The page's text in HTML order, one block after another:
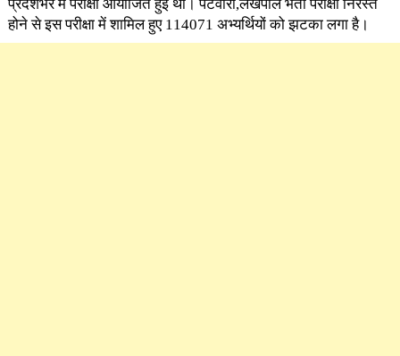
प्रदेशभर में परीक्षा आयोजित हुई थी। पटवारी,लेखपाल भर्ती परीक्षा निरस्त
होने से इस परीक्षा में शामिल हुए 114071 अभ्यर्थियों को झटका लगा है।